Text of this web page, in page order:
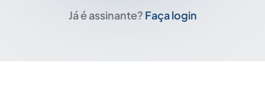
Já é assinante? Faça login